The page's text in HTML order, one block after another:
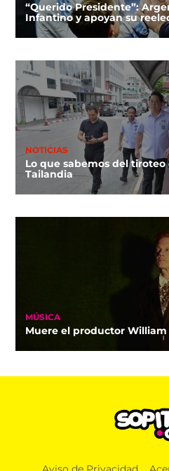
“Querido Presidente”:
Infantino y apoyan su
NOTICIAS
Lo que sabemos del
Tailandia
MÚSICA
Muere el productor William